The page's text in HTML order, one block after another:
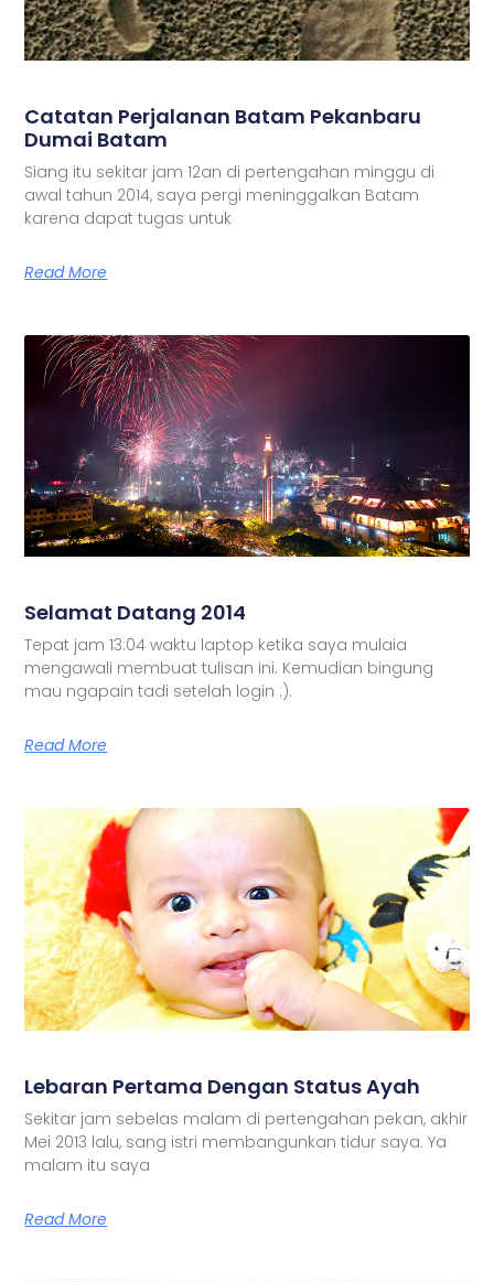
Catatan Perjalanan Batam Pekanbaru
Dumai Batam
Siang itu sekitar jam 12an di pertengahan minggu di
awal tahun 2014, saya pergi meninggalkan Batam
karena dapat tugas untuk
Read More
Selamat Datang 2014
Tepat jam 13:04 waktu laptop ketika saya mulaia
mengawali membuat tulisan ini. Kemudian bingung
mau ngapain tadi setelah login :).
Read More
Lebaran Pertama Dengan Status Ayah
Sekitar jam sebelas malam di pertengahan pekan, akhir
Mei 2013 lalu, sang istri membangunkan tidur saya. Ya
malam itu saya
Read More